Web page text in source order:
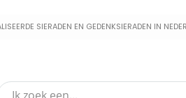
SIERADEN EN GEDENKSIERADEN IN